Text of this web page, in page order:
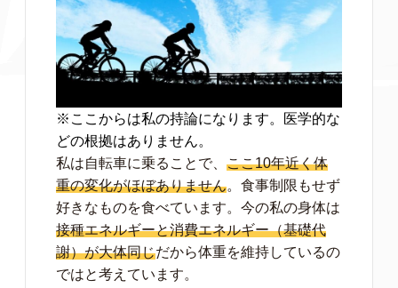
※ここからは私の持論になります。医学的な
どの根拠はありません。
私は自転車に乗ることで、ここ10年近く体
重の変化がほぼありません。食事制限もせず
好きなものを食べています。今の私の身体は
接種エネルギーと消費エネルギー（基礎代
謝）が大体同じだから体重を維持しているの
ではと考えています。